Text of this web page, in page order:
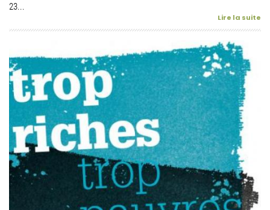
23...
Lire la suite